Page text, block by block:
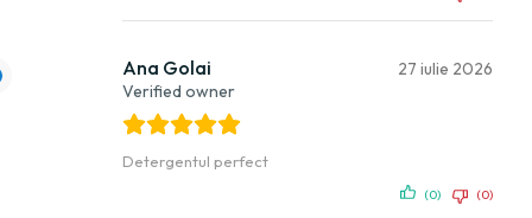
Ana Golai
Verified owner
27 iulie 2026
Detergentul perfect
(0) (0)